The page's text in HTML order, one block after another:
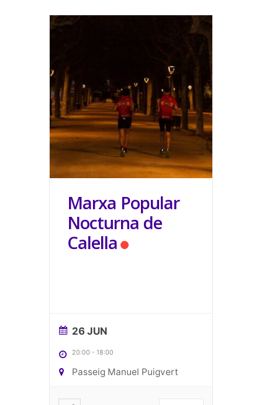
Marxa Popular
Nocturna de
Calella
26 JUN
20:00 - 18:00
Passeig Manuel Puigvert